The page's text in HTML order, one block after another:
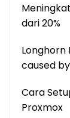
dari 20%
Longhorn
caused
Cara
Proxmox